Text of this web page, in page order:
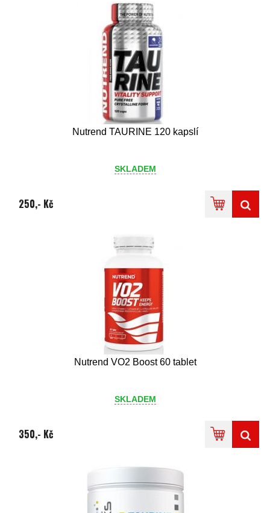
Nutrend TAURINE 120 kapslí
SKLADEM
250,- Kč
Nutrend VO2 Boost 60 tablet
SKLADEM
350,- Kč